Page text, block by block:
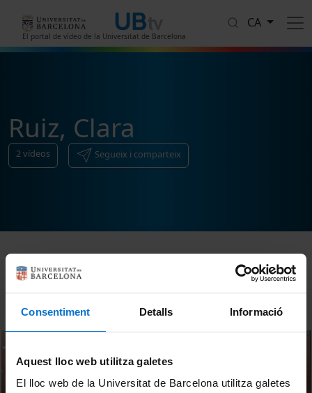
Consentiment Detalls Informació
Aquest lloc web utilitza galetes
El lloc web de la Universitat de Barcelona utilitza galetes
El portal de vídeo de la Universitat de Barcelona
CA
Ruiz, Clara
2vídeos Segueix i comparteix
Ordenar